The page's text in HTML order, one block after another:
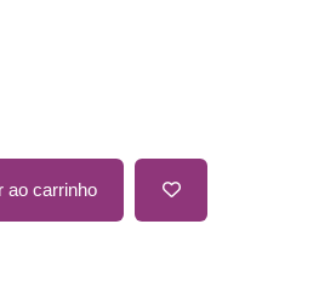
ao carrinho